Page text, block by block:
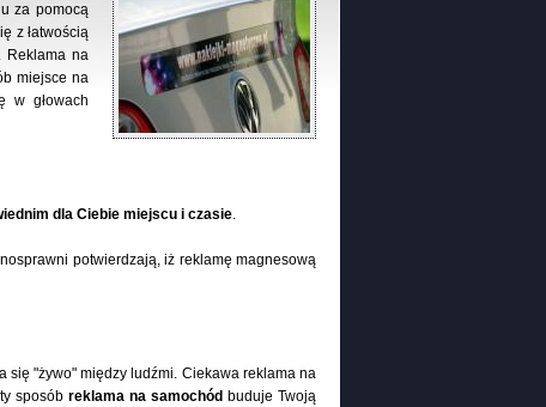
za pomocą
z łatwością
Reklama na
miejsce na
w głowach
dla Ciebie miejscu i czasie.
potwierdzają, iż reklamę magnesową
się "żywo" między ludźmi. Ciekawa reklama na
sposób reklama na samochód buduje Twoją